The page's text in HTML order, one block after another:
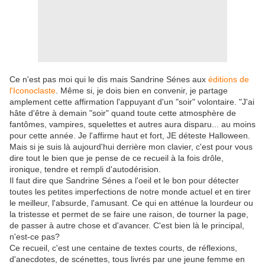
Ce n'est pas moi qui le dis mais Sandrine Sénes aux éditions de
l'Iconoclaste . Même si, je dois bien en convenir, je partage
amplement cette affirmation l'appuyant d'un "soir" volontaire. "J'ai
hâte d'être à demain "soir" quand toute cette atmosphère de
fantômes, vampires, squelettes et autres aura disparu... au moins
pour cette année. Je l'affirme haut et fort, JE déteste Halloween.
Mais si je suis là aujourd'hui derrière mon clavier, c'est pour vous
dire tout le bien que je pense de ce recueil à la fois drôle,
ironique, tendre et rempli d'autodérision.
Il faut dire que Sandrine Sénes a l'oeil et le bon pour détecter
toutes les petites imperfections de notre monde actuel et en tirer
le meilleur, l'absurde, l'amusant. Ce qui en atténue la lourdeur ou
la tristesse et permet de se faire une raison, de tourner la page,
de passer à autre chose et d'avancer. C'est bien là le principal,
n'est-ce pas?
Ce recueil, c'est une centaine de textes courts, de réflexions,
d'anecdotes, de scénettes, tous livrés par une jeune femme en